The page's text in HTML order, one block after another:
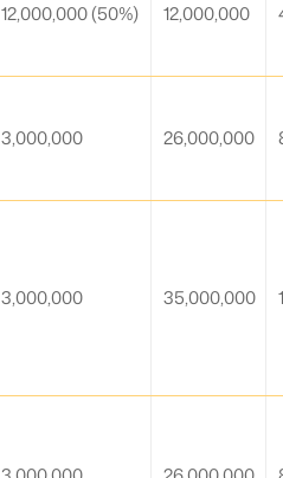
12,000,000 (50%) 12,000,000
3,000,000 26,000,000
3,000,000 35,000,000